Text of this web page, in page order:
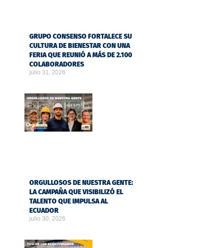
GRUPO CONSENSO FORTALECE SU
CULTURA DE BIENESTAR CON UNA
FERIA QUE REUNIÓ A MÁS DE 2.100
COLABORADORES
julio 31, 2026
ORGULLOSOS DE NUESTRA GENTE:
LA CAMPAÑA QUE VISIBILIZÓ EL
TALENTO QUE IMPULSA AL
ECUADOR
julio 30, 2026